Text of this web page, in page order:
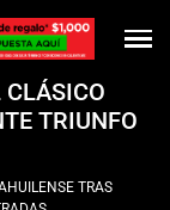
CLÁSICO
TRIUNFO